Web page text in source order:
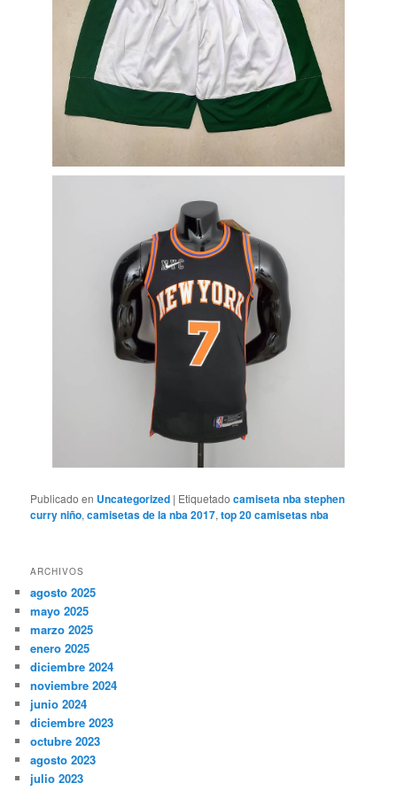
Publicado en Uncategorized | Etiquetado camiseta nba stephen
curry niño,camisetas de la nba 2017,top 20 camisetas nba
ARCHIVOS
agosto 2025
mayo 2025
marzo 2025
enero 2025
diciembre 2024
noviembre 2024
junio 2024
diciembre 2023
octubre 2023
agosto 2023
julio 2023